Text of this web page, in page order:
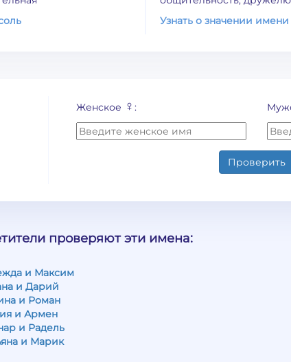
Узнать о значении
Женское ♀:
Проверить
проверяют эти имена:
и Максим
и Дарий
и Роман
и Армен
и Радель
и Марик